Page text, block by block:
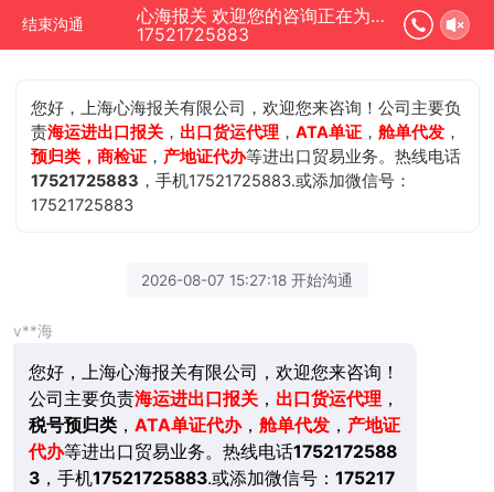
结束沟通
心海报关 欢迎您的咨询正在为您服务
17521725883
您好，上海心海报关有限公司，欢迎您来咨询！公司主要负
责海运进出口报关 ， 出口货运代理 ，ATA单证 ，舱单代发 ，
预归类，商检证 ， 产地证代办等进出口贸易业务。热线电话
17521725883 ，手机17521725883.或添加微信号：
17521725883
2026-08-07 15:27:18 开始沟通
v**海
您好，上海心海报关有限公司，欢迎您来咨询！
公司主要负责海运进出口报关， 出口货运代理 ，
税号预归类， ATA单证代办， 舱单代发， 产地证
代办等进出口贸易业务。热线电话1752172588
3，手机17521725883.或添加微信号： 175217